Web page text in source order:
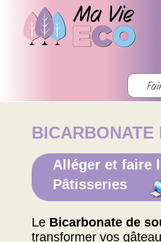
BICARBONATE
Alléger et faire
Pâtisseries
Le Bicarbonate de
transformer vos